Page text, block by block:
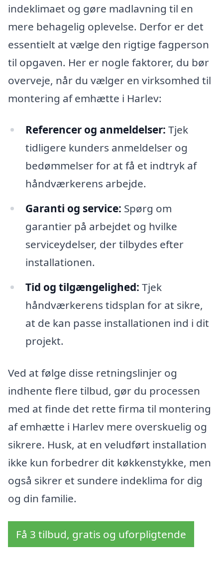
indeklimaet og gøre madlavning til en
mere behagelig oplevelse. Derfor er det
essentielt at vælge den rigtige fagperson
til opgaven. Her er nogle faktorer, du bør
overveje, når du vælger en virksomhed til
montering af emhætte i Harlev:
Referencer og anmeldelser: Tjek
tidligere kunders anmeldelser og
bedømmelser for at få et indtryk af
håndværkerens arbejde.
Garanti og service: Spørg om
garantier på arbejdet og hvilke
serviceydelser, der tilbydes efter
installationen.
Tid og tilgængelighed: Tjek
håndværkerens tidsplan for at sikre,
at de kan passe installationen ind i dit
projekt.
Ved at følge disse retningslinjer og
indhente flere tilbud, gør du processen
med at finde det rette firma til montering
af emhætte i Harlev mere overskuelig og
sikrere. Husk, at en veludført installation
ikke kun forbedrer dit køkkenstykke, men
også sikrer et sundere indeklima for dig
og din familie.
Få 3 tilbud, gratis og uforpligtende